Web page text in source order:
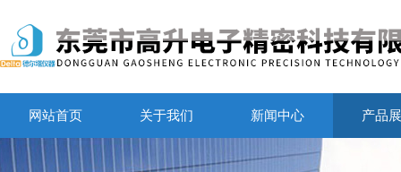
网站首页 关于我们 新闻中心 产品